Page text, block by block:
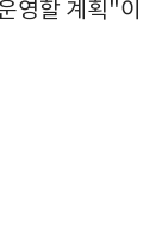
영할 계획"이